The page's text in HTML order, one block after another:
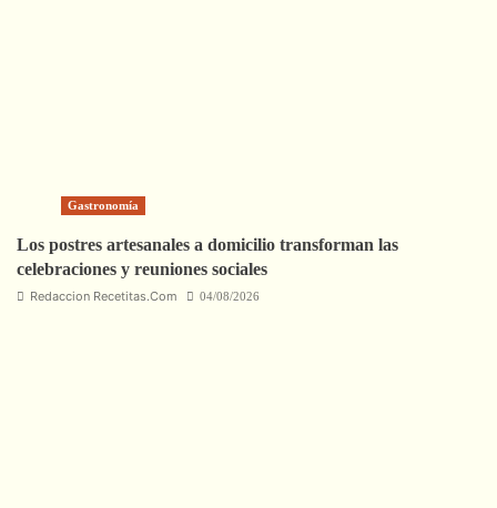
Gastronomía
Los postres artesanales a domicilio transforman las
celebraciones y reuniones sociales
Redaccion Recetitas.Com 04/08/2026